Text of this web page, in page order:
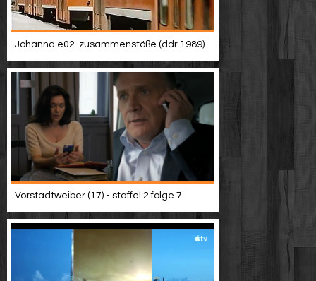
Johanna e02-zusammenstöße (ddr 1989)
Vorstadtweiber (17) - staffel 2 folge 7